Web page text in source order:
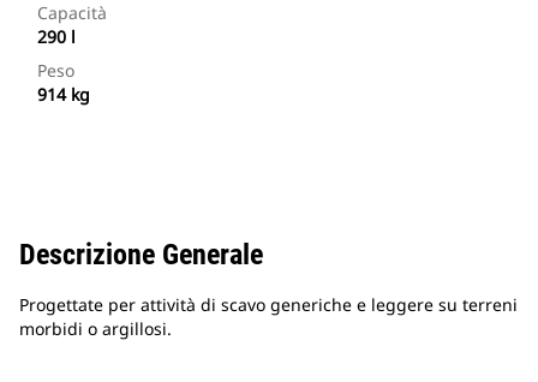
Capacità
290 l
Peso
914 kg
Descrizione Generale
Progettate per attività di scavo generiche e leggere su terreni
morbidi o argillosi.